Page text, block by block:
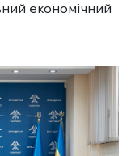
економічний